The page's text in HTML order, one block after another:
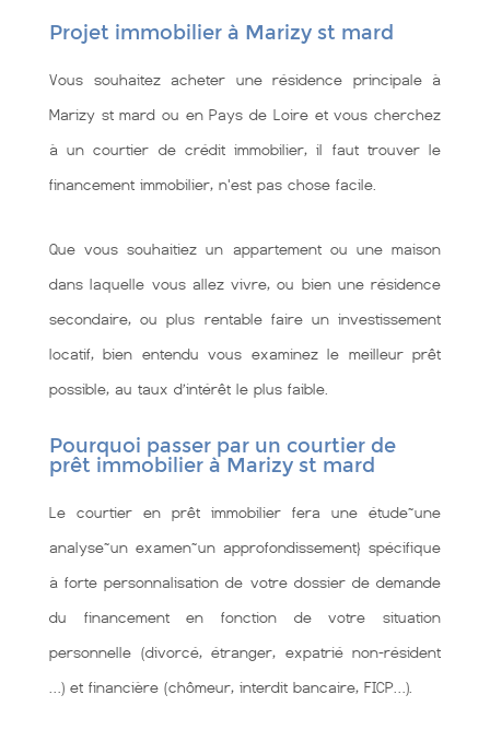
Projet immobilier à Marizy st mard
Vous souhaitez acheter une résidence principale à
Marizy st mard ou en Pays de Loire et vous cherchez
à un courtier de crédit immobilier, il faut trouver le
financement immobilier, n'est pas chose facile.
Que vous souhaitiez un appartement ou une maison
dans laquelle vous allez vivre, ou bien une résidence
secondaire, ou plus rentable faire un investissement
locatif, bien entendu vous examinez le meilleur prêt
possible, au taux d’intérêt le plus faible.
Pourquoi passer par un courtier de
prêt immobilier à Marizy st mard
Le courtier en prêt immobilier fera une étude~une
analyse~un examen~un approfondissement} spécifique
à forte personnalisation de votre dossier de demande
du financement en fonction de votre situation
personnelle (divorcé, étranger, expatrié non-résident
…) et financière (chômeur, interdit bancaire, FICP…).